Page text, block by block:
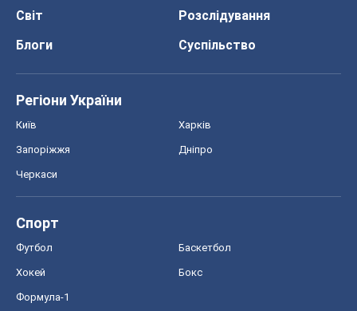
Світ
Розслідування
Блоги
Суспільство
Регіони України
Київ Харків
Запоріжжя Дніпро
Черкаси
Спорт
Футбол Баскетбол
Хокей Бокс
Формула-1